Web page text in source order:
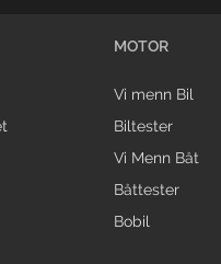
MOTOR
Vi menn Bil
Biltester
Vi Menn Båt
Båttester
Bobil